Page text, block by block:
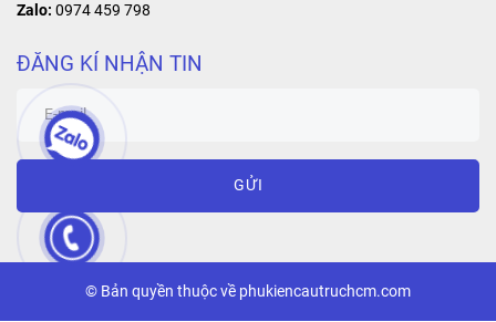
Zalo: 0974 459 798
ĐĂNG KÍ NHẬN TIN
GỬI
© Bản quyền thuộc về phukiencautruchcm.com